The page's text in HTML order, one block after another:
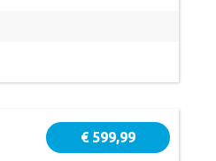
€ 599,99